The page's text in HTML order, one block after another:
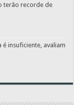
terão recorde de
insuficiente, avaliam